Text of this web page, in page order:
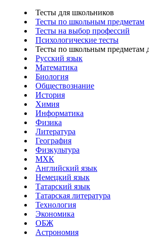
Тесты для школьников
Тесты по школьным предметам
Тесты на выбор профессий
Психологические тесты
Тесты по школьным предметам
Русский язык
Математика
Биология
Обществознание
История
Химия
Информатика
Физика
Литература
География
Физкультура
МХК
Английский язык
Немецкий язык
Татарский язык
Татарская литература
Технология
Экономика
ОБЖ
Астрономия